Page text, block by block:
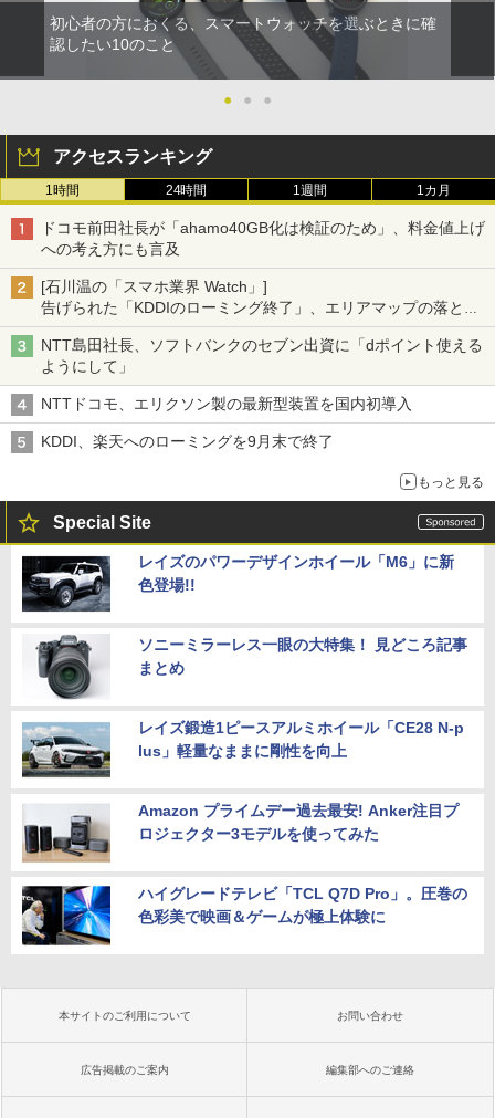
初心者の方におくる、スマートウォッチを選ぶときに確
認したい10のこと
● ● ●
アクセスランキング
1時間 24時間 1週間 1カ月
ドコモ前田社長が「ahamo40GB化は検証のため」、料金値上げ
への考え方にも言及
[石川温の「スマホ業界 Watch」]
告げられた「KDDIのローミング終了」、エリアマップの落とし
穴と楽天モバイルの課題
NTT島田社長、ソフトバンクのセブン出資に「dポイント使える
ようにして」
NTTドコモ、エリクソン製の最新型装置を国内初導入
KDDI、楽天へのローミングを9月末で終了
もっと見る
Special Site
レイズのパワーデザインホイール「M6」に新
色登場!!
ソニーミラーレス一眼の大特集！ 見どころ記事
まとめ
レイズ鍛造1ピースアルミホイール「CE28 N-p
lus」軽量なままに剛性を向上
Amazon プライムデー過去最安! Anker注目プ
ロジェクター3モデルを使ってみた
ハイグレードテレビ「TCL Q7D Pro」。圧巻の
色彩美で映画＆ゲームが極上体験に
本サイトのご利用について お問い合わせ
広告掲載のご案内 編集部へのご連絡